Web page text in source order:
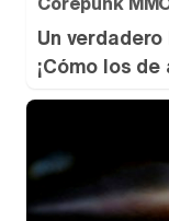
Un
¡Cómo los